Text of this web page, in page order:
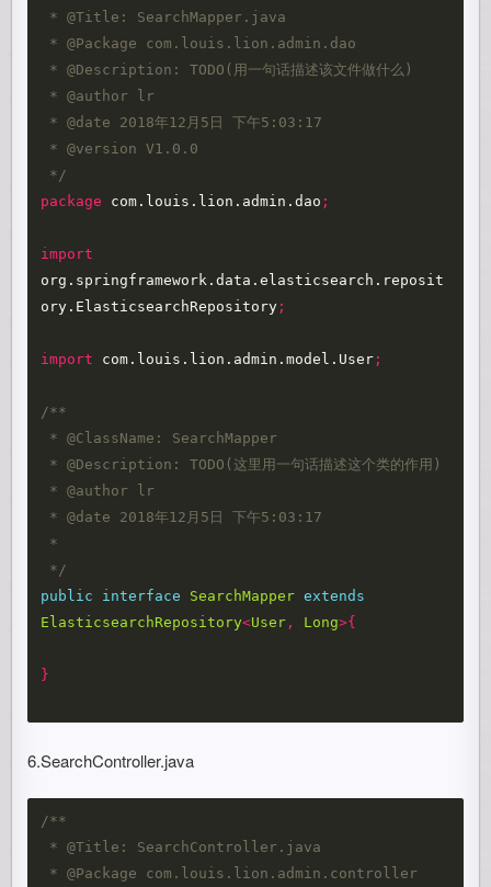
*/
package
com.louis.lion.admin.dao ;
import
org.springframework.data.elasticsearch.reposit
ory.ElasticsearchRepository ;
import com.louis.lion.admin.model.User ;
/**
*/
public
interface SearchMapper extends
ElasticsearchRepository<User , Long>{
}
6.SearchController.java
/**